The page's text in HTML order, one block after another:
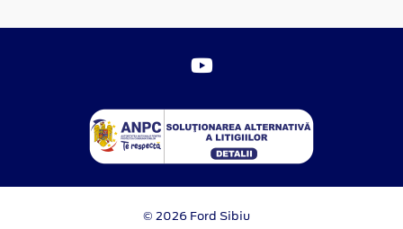
© 2026 Ford Sibiu